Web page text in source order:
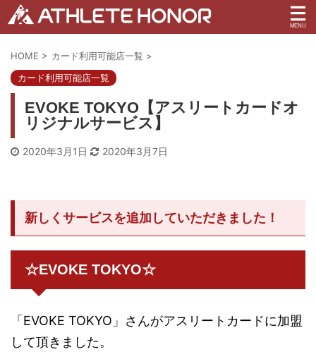
HOME > カード利用可能店一覧 >
カード利用可能店一覧
EVOKE TOKYO【アスリートカードオ
リジナルサービス】
2020年3月1日 2020年3月7日
新しくサービスを追加していただきました！
☆EVOKE TOKYO☆
「EVOKE TOKYO」さんがアスリートカードに加盟
して頂きました。